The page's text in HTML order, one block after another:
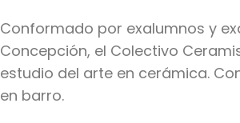
Conformado por exalumnos y
Concepción, el Colectivo
estudio del arte en cerámica.
en barro.